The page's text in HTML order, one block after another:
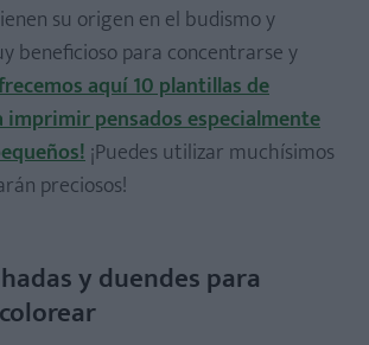
su origen en el budismo y
beneficioso para concentrarse y
aquí 10 plantillas de
imprimir pensados especialmente
¡Puedes utilizar muchísimos
preciosos!
y duendes para